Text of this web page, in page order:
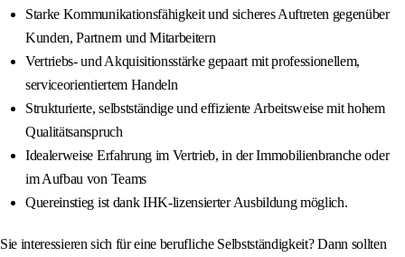
Starke Kommunikationsfähigkeit und sicheres Auftreten gegenüber
Kunden, Partnern und Mitarbeitern
Vertriebs- und Akquisitionsstärke gepaart mit professionellem,
serviceorientiertem Handeln
Strukturierte, selbstständige und effiziente Arbeitsweise mit hohem
Qualitätsanspruch
Idealerweise Erfahrung im Vertrieb, in der Immobilienbranche oder
im Aufbau von Teams
Quereinstieg ist dank IHK-lizensierter Ausbildung möglich.
Sie interessieren sich für eine berufliche Selbstständigkeit? Dann sollten